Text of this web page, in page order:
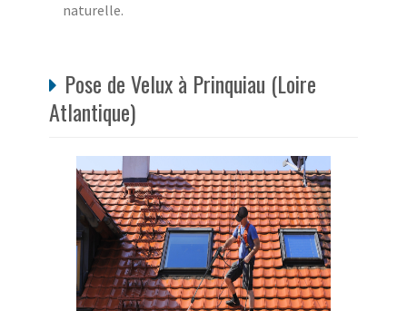
naturelle.
Pose de Velux à Prinquiau (Loire
Atlantique)